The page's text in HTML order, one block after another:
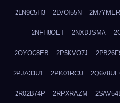
2LN9C5H3 2LVOI55N
2NFH8OET 2NXDJSMA
2OYOC8EB 2P5KVO7J
2PJA33U1 2PK01RCU
2R02B74P 2RPXRAZM